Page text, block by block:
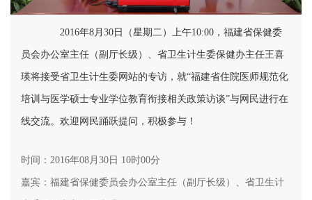
2016年8月30日（星期二）上午10:00，福建省保健委
员会办公室主任（副厅长级）、省卫生计生委保健办主任王喜
瑛将接受省卫生计生委网站的专访，就“福建省住院医师规范化
培训与医学硕士专业学位教育衔接相关政策访谈”与网民进行在
线交流。欢迎网民踊跃提问，积极参与！
时间：2016年08月30日 10时00分
嘉宾：福建省保健委员会办公室主任（副厅长级）、省卫生计